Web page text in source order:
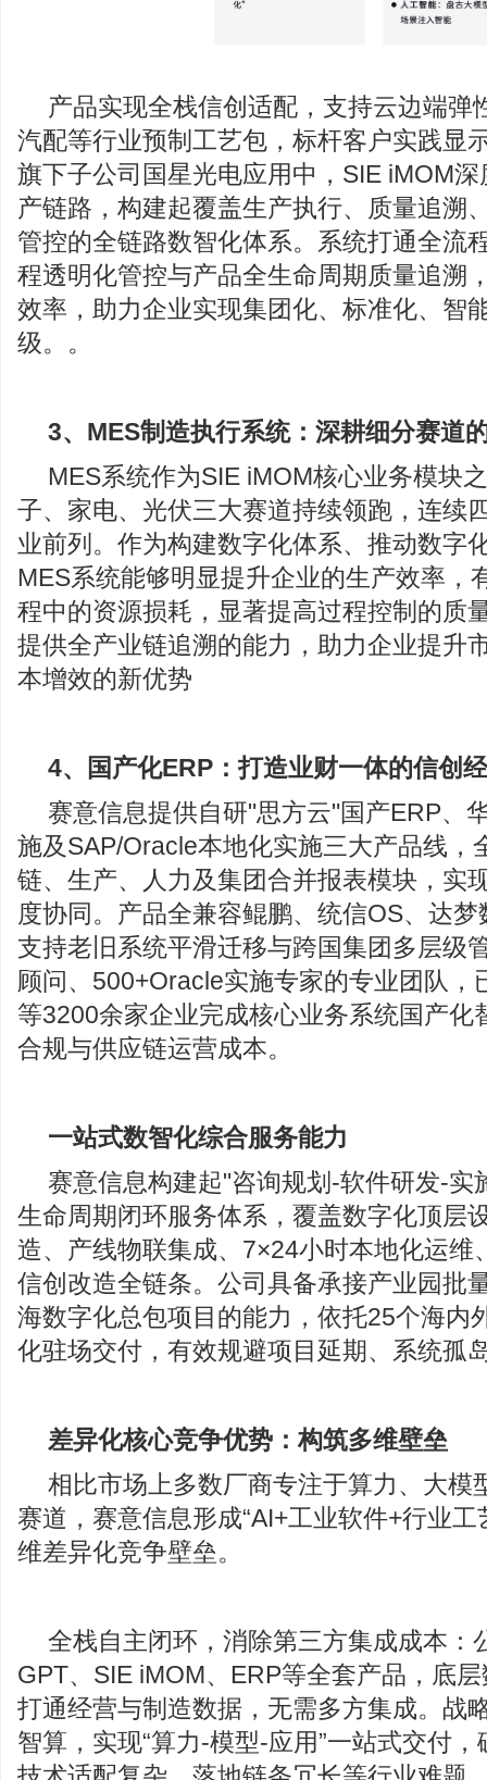
产品实现全栈信创适配，支持云边端弹
汽配等行业预制工艺包，标杆客户实践显
旗下子公司国星光电应用中，SIE iMOM
产链路，构建起覆盖生产执行、质量追溯
管控的全链路数智化体系。系统打通全流
程透明化管控与产品全生命周期质量追溯
效率，助力企业实现集团化、标准化、智
级。。
3、 MES制造执行系统：深耕细分赛道
MES系统作为SIE iMOM核心业务模块
子、家电、光伏三大赛道持续领跑，连续
业前列。作为构建数字化体系、推动数字
MES系统能够明显提升企业的生产效率，
程中的资源损耗，显著提高过程控制的质
提供全产业链追溯的能力，助力企业提升
本增效的新优势
4、
国产化ERP：打造业财一体的信创
赛意信息提供自研"思方云"国产ERP、
施及SAP/Oracle本地化实施三大产品线，
链、生产、人力及集团合并报表模块，实
度协同。产品全兼容鲲鹏、统信OS、达
支持老旧系统平滑迁移与跨国集团多层级
顾问、500+Oracle实施专家的专业团队，
等3200余家企业完成核心业务系统国产化
合规与供应链运营成本。
一站式数智化综合服务能力
赛意信息构建起"咨询规划-软件研发-实
生命周期闭环服务体系，覆盖数字化顶层
造、产线物联集成、7×24小时本地化运维
信创改造全链条。公司具备承接产业园批
海数字化总包项目的能力，依托25个海内
化驻场交付，有效规避项目延期、系统孤
差异化核心竞争优势：构筑多维壁垒
相比市场上多数厂商专注于算力、大模
赛道，赛意信息形成“AI+工业软件+行业工
维差异化竞争壁垒。
全栈自主闭环，消除第三方集成成本：
GPT、SIE iMOM、ERP等全套产品，底
打通经营与制造数据，无需多方集成。战
智算，实现“算力-模型-应用”一站式交付